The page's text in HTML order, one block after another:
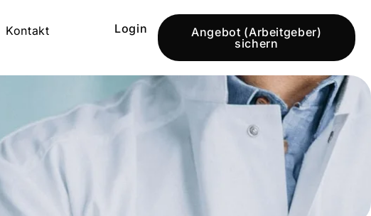
Kontakt Login
Angebot (Arbeitgeber)
sichern